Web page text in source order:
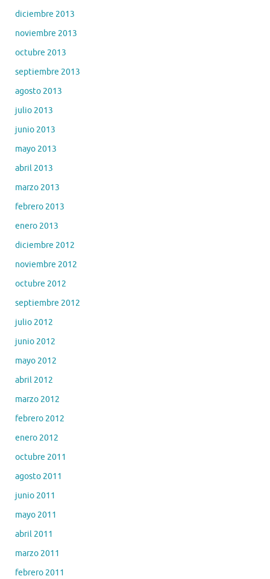
diciembre 2013
noviembre 2013
octubre 2013
septiembre 2013
agosto 2013
julio 2013
junio 2013
mayo 2013
abril 2013
marzo 2013
febrero 2013
enero 2013
diciembre 2012
noviembre 2012
octubre 2012
septiembre 2012
julio 2012
junio 2012
mayo 2012
abril 2012
marzo 2012
febrero 2012
enero 2012
octubre 2011
agosto 2011
junio 2011
mayo 2011
abril 2011
marzo 2011
febrero 2011